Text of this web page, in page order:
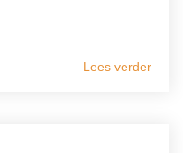
Lees verder